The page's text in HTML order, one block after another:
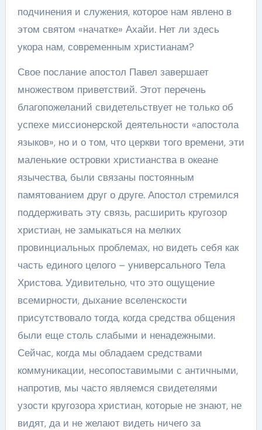
подчинения и служения, которое нам явлено в
этом святом «начатке» Ахайи. Нет ли здесь
укора нам, современным христианам?
Свое послание апостол Павел завершает
множеством приветствий. Этот перечень
благопожеланий свидетельствует не только об
успехе миссионерской деятельности «апостола
языков», но и о том, что церкви того времени, эти
маленькие островки христианства в океане
язычества, были связаны постоянным
памятованием друг о друге. Апостол стремился
поддерживать эту связь, расширить кругозор
христиан, не замыкаться на мелких
провинциальных проблемах, но видеть себя как
часть единого целого – универсального Тела
Христова. Удивительно, что это ощущение
всемирности, дыхание вселенскости
присутствовало тогда, когда средства общения
были еще столь слабыми и ненадежными.
Сейчас, когда мы обладаем средствами
коммуникации, несопоставимыми с античными,
напротив, мы часто являемся свидетелями
узости кругозора христиан, которые не знают, не
видят, да и не желают видеть ничего за